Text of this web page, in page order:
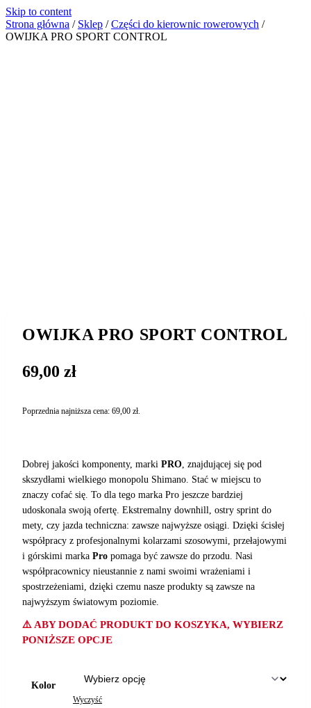
Skip to content
Strona główna / Sklep / Części do kierownic rowerowych /
OWIJKA PRO SPORT CONTROL
OWIJKA PRO SPORT CONTROL
69,00 zł
Poprzednia najniższa cena: 69,00 zł.
Dobrej jakości komponenty, marki PRO, znajdującej się pod
skszydłami wielkiego monopolu Shimano. Stać w miejscu to
znaczy cofać się. To dla tego marka Pro jeszcze bardziej
udoskonala swoją ofertę. Ekstremalny downhill, ostry sprint do
mety, czy jazda techniczna: zawsze najwyższe osiągi. Dzięki ścisłej
współpracy z profesjonalnymi kolarzami szosowymi, przełajowymi
i górskimi marka Pro pomaga być zawsze do przodu. Nasi
współpracownicy nieustannie z nami swoimi wrażeniami i
spostrzeżeniami, dzięki czemu nasze produkty są zawsze na
najwyższym światowym poziomie.
⚠️ ABY DODAĆ PRODUKT DO KOSZYKA, WYBIERZ
PONIŻSZE OPCJE
Kolor
Wyczyść